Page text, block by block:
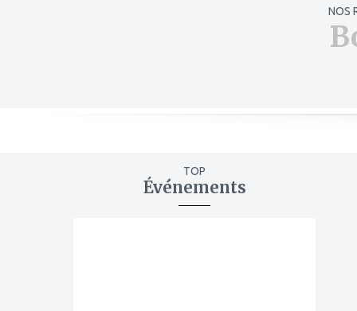
NOS
TOP
Événements